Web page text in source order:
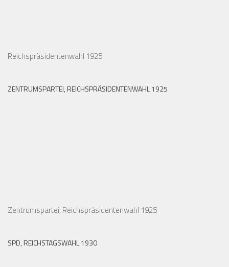
Reichspräsidentenwahl 1925
Zentrumspartei, Reichspräsidentenwahl 1925
SPD, REICHSTAGSWAHL 1930